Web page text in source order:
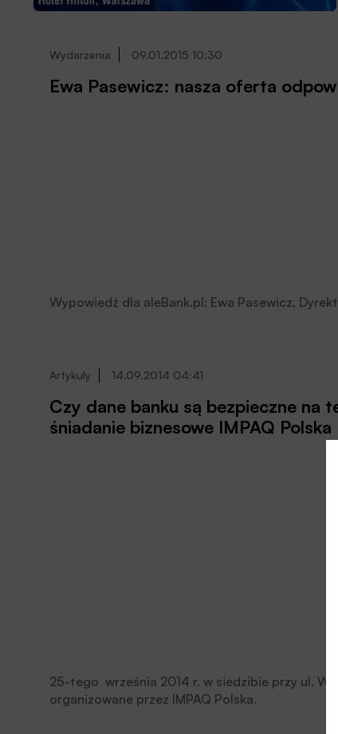
Wydarzenia 09.01.2015 10:30
Ewa Pasewicz: nasza oferta
Wypowiedź dla aleBank.pl: Ewa Pasewicz,
Artykuły 14.09.2014 04:41
Czy dane banku są bezpieczne na
śniadanie biznesowe IMPAQ Polska
25-tego września 2014 r. w siedzibie przy ul.
organizowane przez IMPAQ Polska.